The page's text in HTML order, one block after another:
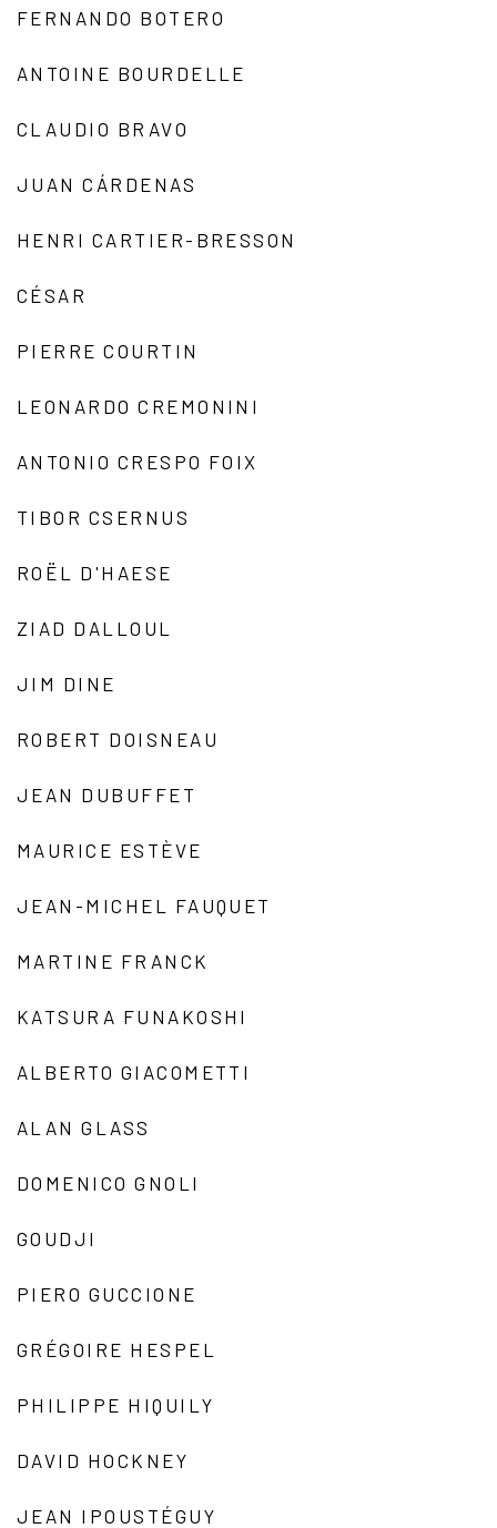
FERNANDO BOTERO
ANTOINE BOURDELLE
CLAUDIO BRAVO
JUAN CÁRDENAS
HENRI CARTIER-BRESSON
CÉSAR
PIERRE COURTIN
LEONARDO CREMONINI
ANTONIO CRESPO FOIX
TIBOR CSERNUS
ROËL D'HAESE
ZIAD DALLOUL
JIM DINE
ROBERT DOISNEAU
JEAN DUBUFFET
MAURICE ESTÈVE
JEAN-MICHEL FAUQUET
MARTINE FRANCK
KATSURA FUNAKOSHI
ALBERTO GIACOMETTI
ALAN GLASS
DOMENICO GNOLI
GOUDJI
PIERO GUCCIONE
GRÉGOIRE HESPEL
PHILIPPE HIQUILY
DAVID HOCKNEY
JEAN IPOUSTÉGUY